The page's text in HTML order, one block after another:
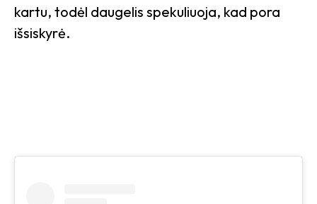
kartu, todėl daugelis spekuliuoja, kad pora
išsiskyrė.